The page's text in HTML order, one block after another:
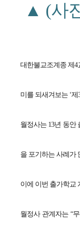
▲ (사
대한불교조계종 제
미를 되새겨보는 ‘
월정사는 13년 동안
을 포기하는 사례가
이에 이번 출가학교
월정사 관계자는 “